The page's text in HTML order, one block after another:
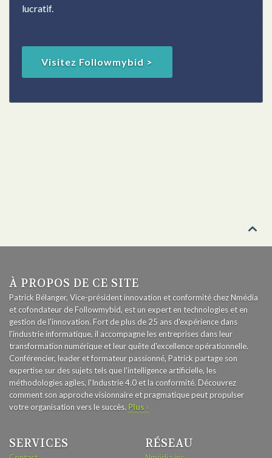
lucratif.
Visitez Followmybid >

À PROPOS DE CE SITE
Patrick Bélanger, Vice-président innovation et conformité chez Nmédia
et cofondateur de Followmybid, est un expert en technologies et en
gestion de l'innovation. Fort de plus de 25 ans d'expérience dans
l'industrie informatique, il accompagne les entreprises dans leur
transformation numérique et leur quête d'excellence opérationnelle.
Conférencier, leader et formateur passionné, Patrick partage son
expertise sur des sujets tels que l'intelligence artificielle, les
méthodologies agiles, l'Industrie 4.0 et la conformité. Découvrez
comment son approche visionnaire et pragmatique peut propulser
votre organisation vers le succès. Plus ›
SERVICES RÉSEAU